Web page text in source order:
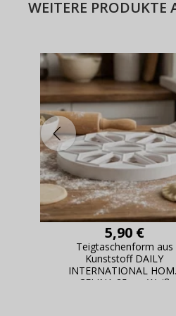
WEITERE PRODUKTE
5,90 €
Teigtaschenform aus
Kunststoff DAILY
INTERNATIONAL
CELINA 25 cm Weiß